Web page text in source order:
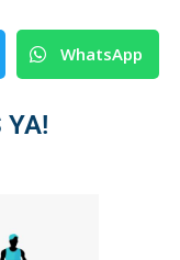
WhatsApp
YA!